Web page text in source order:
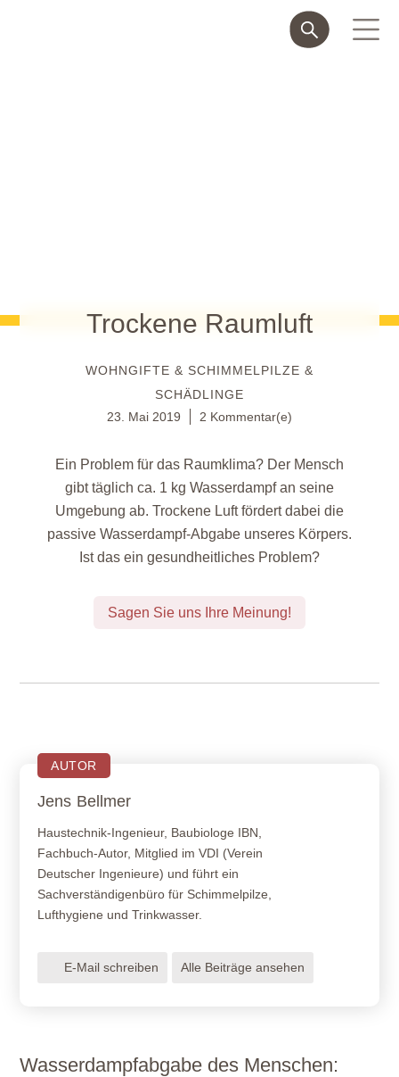
Trockene Raumluft
WOHNGIFTE & SCHIMMELPILZE &
SCHÄDLINGE
23. Mai 2019
2 Kommentar(e)
Ein Problem für das Raumklima? Der Mensch
gibt täglich ca. 1 kg Wasserdampf an seine
Umgebung ab. Trockene Luft fördert dabei die
passive Wasserdampf-Abgabe unseres Körpers.
Ist das ein gesundheitliches Problem?
Sagen Sie uns Ihre Meinung!
AUTOR
Jens Bellmer
Haustechnik-Ingenieur, Baubiologe IBN,
Fachbuch-Autor, Mitglied im VDI (Verein
Deutscher Ingenieure) und führt ein
Sachverständigenbüro für Schimmelpilze,
Lufthygiene und Trinkwasser.
E-Mail schreiben Alle Beiträge ansehen
Wasserdampfabgabe des Menschen: